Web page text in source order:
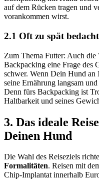
auf dem Rücken tragen und
vorankommen wirst.
2.1 Oft zu spät
Zum Thema Futter: Auch die
Backpacking eine Frage des
schwer. Wenn Dein Hund an
seine Ernährung langsam
Denn fürs Backpacking ist
Haltbarkeit und seines
3. Das ideale
Deinen Hund
Die Wahl des Reiseziels
Formalitäten. Reisen mit
Chip-Implantat innerhalb